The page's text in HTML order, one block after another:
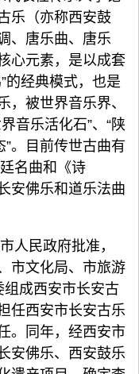
乐（亦称西安鼓
、唐乐曲、唐乐
心元素，是以成套
的经典模式，也是
，被世界音乐界、
音乐活化石”、“陕
”。目前传世古曲有
名曲和《诗
安佛乐和道乐法曲
人民政府批准，
市文化局、市旅游
成西安市长安古
任西安市长安古乐
。同年，经西安市
安佛乐、西安鼓乐